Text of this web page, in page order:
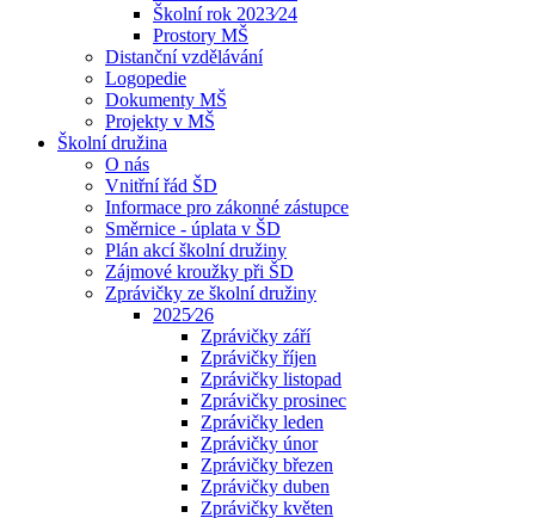
Školní rok 2023⁄24
Prostory MŠ
Distanční vzdělávání
Logopedie
Dokumenty MŠ
Projekty v MŠ
Školní družina
O nás
Vnitřní řád ŠD
Informace pro zákonné zástupce
Směrnice - úplata v ŠD
Plán akcí školní družiny
Zájmové kroužky při ŠD
Zprávičky ze školní družiny
2025⁄26
Zprávičky září
Zprávičky říjen
Zprávičky listopad
Zprávičky prosinec
Zprávičky leden
Zprávičky únor
Zprávičky březen
Zprávičky duben
Zprávičky květen